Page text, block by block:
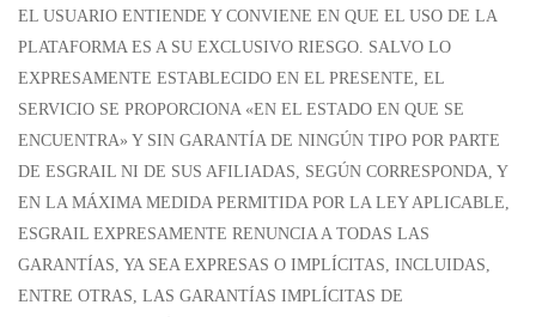
EL USUARIO ENTIENDE Y CONVIENE EN QUE EL USO DE LA
PLATAFORMA ES A SU EXCLUSIVO RIESGO. SALVO LO
EXPRESAMENTE ESTABLECIDO EN EL PRESENTE, EL
SERVICIO SE PROPORCIONA «EN EL ESTADO EN QUE SE
ENCUENTRA» Y SIN GARANTÍA DE NINGÚN TIPO POR PARTE
DE ESGRAIL NI DE SUS AFILIADAS, SEGÚN CORRESPONDA, Y
EN LA MÁXIMA MEDIDA PERMITIDA POR LA LEY APLICABLE,
ESGRAIL EXPRESAMENTE RENUNCIA A TODAS LAS
GARANTÍAS, YA SEA EXPRESAS O IMPLÍCITAS, INCLUIDAS,
ENTRE OTRAS, LAS GARANTÍAS IMPLÍCITAS DE